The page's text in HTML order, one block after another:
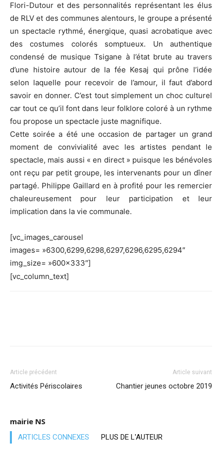
Flori-Dutour et des personnalités représentant les élus
de RLV et des communes alentours, le groupe a présenté
un spectacle rythmé, énergique, quasi acrobatique avec
des costumes colorés somptueux. Un authentique
condensé de musique Tsigane à l’état brute au travers
d’une histoire autour de la fée Kesaj qui prône l’idée
selon laquelle pour recevoir de l’amour, il faut d’abord
savoir en donner. C’est tout simplement un choc culturel
car tout ce qu’il font dans leur folklore coloré à un rythme
fou propose un spectacle juste magnifique.
Cette soirée a été une occasion de partager un grand
moment de convivialité avec les artistes pendant le
spectacle, mais aussi « en direct » puisque les bénévoles
ont reçu par petit groupe, les intervenants pour un dîner
partagé. Philippe Gaillard en à profité pour les remercier
chaleureusement pour leur participation et leur
implication dans la vie communale.
[vc_images_carousel
images= »6300,6299,6298,6297,6296,6295,6294″
img_size= »600×333″]
[vc_column_text]
Article précédent
Activités Périscolaires
Article suivant
Chantier jeunes octobre 2019
mairie NS
ARTICLES CONNEXES PLUS DE L'AUTEUR